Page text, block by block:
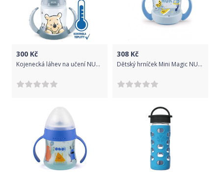
300 Kč
Kojenecká láhev na učení NUK Medvídek Pú s kontrolou teploty 150 ml šedá, Šedá
308 Kč
Dětský hrníček Mini Magic NUK 360° s víčkem modrá, Modrá